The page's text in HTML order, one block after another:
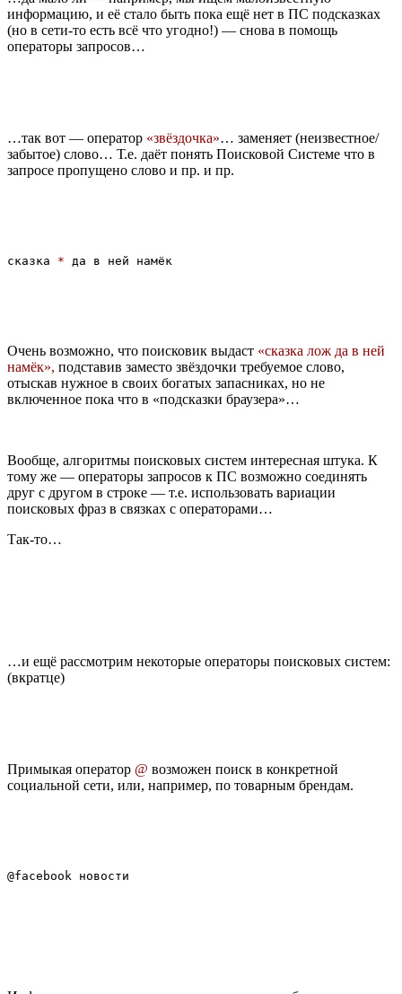
информацию, и её стало быть пока ещё нет в ПС подсказках
(но в сети-то есть всё что угодно!) — снова в помощь
операторы запросов…
…так вот — оператор «звёздочка»… заменяет (неизвестное/
забытое) слово… Т.е. даёт понять Поисковой Системе что в
запросе пропущено слово и пр. и пр.
сказка *
Очень возможно, что поисковик выдаст «сказка лож да в ней
намёк», подставив заместо звёздочки требуемое слово,
отыскав нужное в своих богатых запасниках, но не
включенное пока что в «подсказки браузера»…
Вообще, алгоритмы поисковых систем интересная штука. К
тому же — операторы запросов к ПС возможно соединять
друг с другом в строке — т.е. использовать вариации
поисковых фраз в связках с операторами…
Так-то…
…и ещё рассмотрим некоторые операторы поисковых систем:
(вкратце)
Примыкая оператор @ возможен поиск в конкретной
социальной сети, или, например, по товарным брендам.